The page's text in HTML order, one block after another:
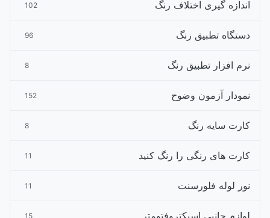
اندازه گیری اختلاف رنگ 102
دستگاه تطبیق رنگ 96
نرم افزار تطبیق رنگ 8
نمودار آزمون وضوح 152
کارت سایه رنگ 8
کارت های رنگی را رنگ کنید 11
نور لوله فلورسنت 11
لوازم جانبی اسپکتروفتومتر 15